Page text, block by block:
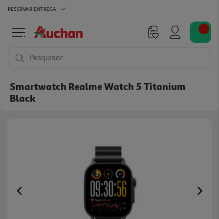
RESERVAR ENTREGA
Pesquisar
Smartwatch Realme Watch 5 Titanium
Black
Previous